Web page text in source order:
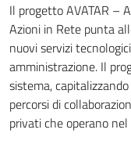
Il progetto AVATAR –
Azioni in Rete punta
nuovi servizi
amministrazione. Il
sistema,
percorsi di
privati che operano